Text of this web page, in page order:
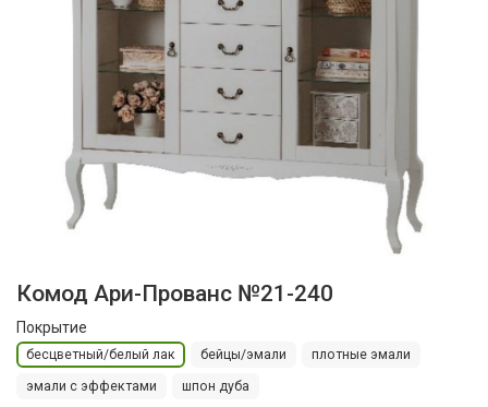
Комод Ари-Прованс №21-240
Покрытие
бесцветный/белый лак бейцы/эмали плотные эмали
эмали с эффектами шпон дуба